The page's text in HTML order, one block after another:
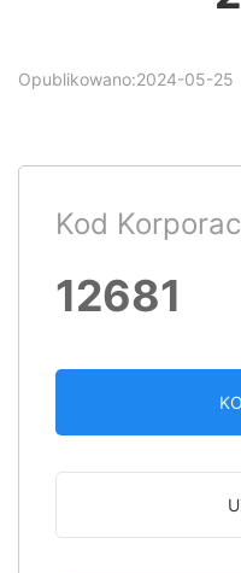
Opublikowano:2024-05-25
Kod
12681